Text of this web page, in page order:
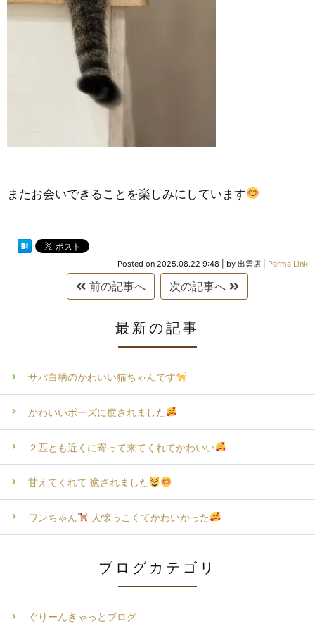
またお会いできることを楽しみにしています
Posted on 2025.08.22 9:48 by 出雲店 Perma Link
前の記事へ 次の記事へ
最新の記事
サバ白柄のかわいい猫ちゃんです
かわいいポーズに癒されました
２匹とも近くに寄って来てくれてかわいい
甘えてくれて 癒されました
ワンちゃん 人懐っこくてかわいかった
ブログカテゴリ
ぐりーんきゃっとブログ